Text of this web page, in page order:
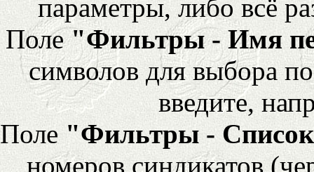
параметры, либо всё
Поле"Фильтры - Имя
символов для выбора
введите,
Поле "Фильтры -
номеров синдикатов